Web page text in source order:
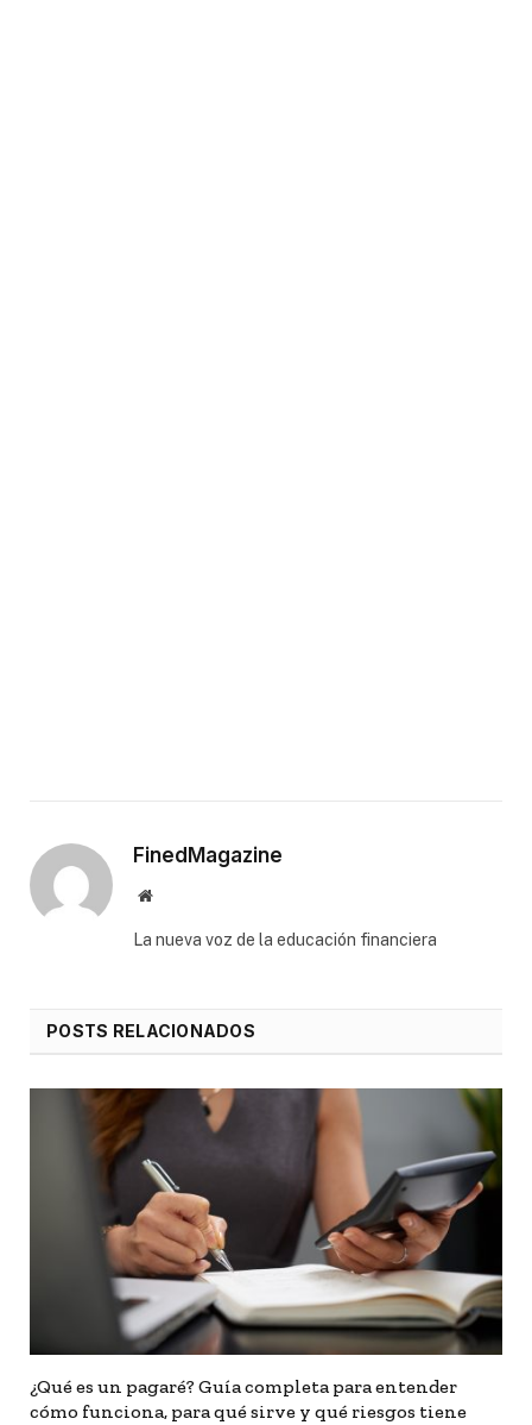
FinedMagazine
Website
⁠La nueva voz de la educación financiera
POSTS RELACIONADOS
¿Qué es un pagaré? Guía completa para entender
cómo funciona, para qué sirve y qué riesgos tiene